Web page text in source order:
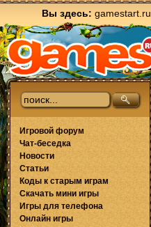
Вы здесь: gamestart.ru
Игровой форум
Чат-беседка
Новости
Статьи
Коды к старым играм
Скачать мини игры
Игры для телефона
Онлайн игры